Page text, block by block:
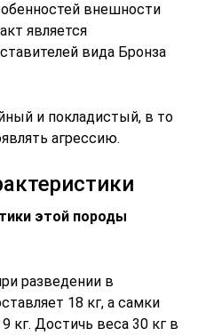
внешности
является
вида Бронза
и покладистый, в то
агрессию.
этой породы
разведении в
18 кг, а самки
кг. Достичь веса 30 кг в